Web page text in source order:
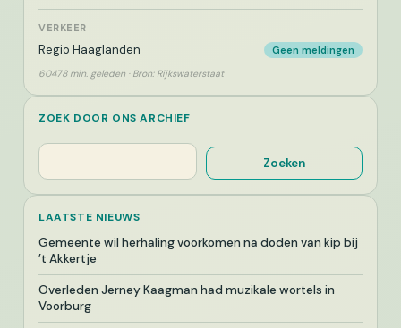
VERKEER
Regio Haaglanden Geen meldingen
60478 min. geleden · Bron: Rijkswaterstaat
ZOEK DOOR ONS ARCHIEF
Zoeken
Zoeken
LAATSTE NIEUWS
Gemeente wil herhaling voorkomen na doden van kip bij
’t Akkertje
Overleden Jerney Kaagman had muzikale wortels in
Voorburg